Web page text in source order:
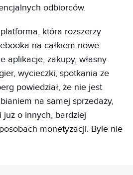
odbiorców.
która rozszerzy
na całkiem nowe
aplikacje, zakupy, własny
wycieczki, spotkania ze
powiedział, że nie jest
na samej sprzedaży,
o innych, bardziej
monetyzacji. Byle nie